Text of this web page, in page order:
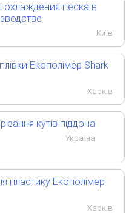
охлаждения песка в
Київ
Екополімер Shark
Харків
кутів піддона
Україна
пластику Екополімер
Харків